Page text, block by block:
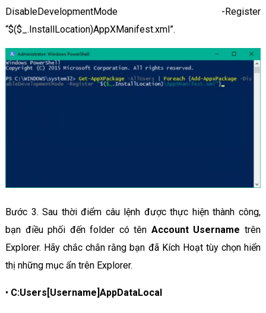
DisableDevelopmentMode -Register
“$($_.InstallLocation)AppXManifest.xml”.
Bước 3. Sau thời điểm câu lệnh được thực hiện thành công,
bạn điều phối đến folder có tên Account Usernametrên
Explorer. Hãy chắc chắn rằng bạn đã Kích Hoạt tùy chọn hiển
thị những mục ẩn trên Explorer.
• C:Users[Username]AppDataLocal